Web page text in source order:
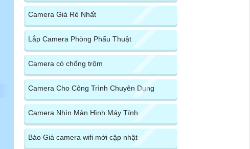
Camera Giá Rẻ Nhất
Lắp Camera Phòng Phẩu Thuật
Camera có chống trộm
Camera Cho Công Trình Chuyên Dụng
Camera Nhìn Màn Hình Máy Tính
Báo Giá camera wifi mới cập nhật